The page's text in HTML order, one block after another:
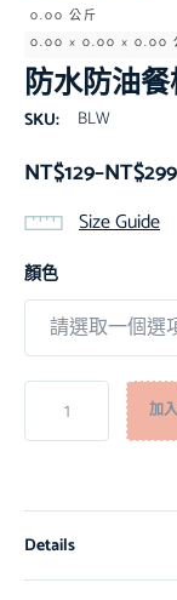
0.00 公斤
0.00 × 0.00 × 0.00
防水防油
SKU: BLW
NT$129–NT$299
Size Guide
顏色
加
Details